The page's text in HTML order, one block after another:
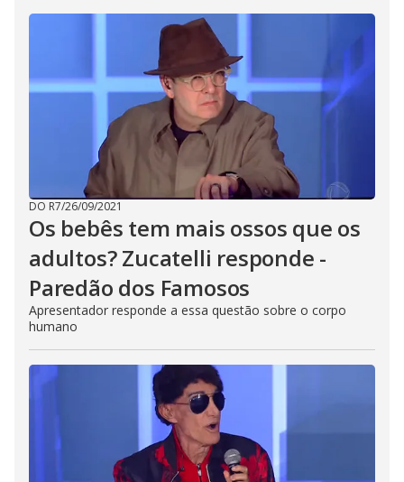
DO R7/26/09/2021
Os bebês tem mais ossos que os
adultos? Zucatelli responde -
Paredão dos Famosos
Apresentador responde a essa questão sobre o corpo
humano